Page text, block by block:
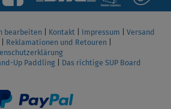
bearbeiten Kontakt Impressum
Versand
Reklamationen und Retouren
Up Paddling
Das richtige SUP Board